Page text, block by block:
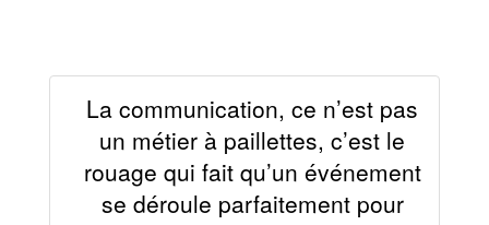
La communication, ce n’est pas
un métier à paillettes, c’est le
rouage qui fait qu’un événement
se déroule parfaitement pour